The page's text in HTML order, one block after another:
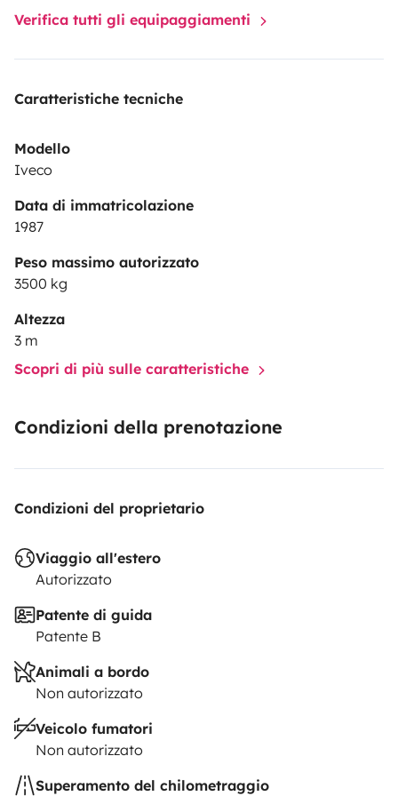
Verifica tutti gli equipaggiamenti
Caratteristiche tecniche
Modello
Iveco
Data di immatricolazione
1987
Peso massimo autorizzato
3500 kg
Altezza
3 m
Scopri di più sulle caratteristiche
Condizioni della prenotazione
Condizioni del proprietario
Viaggio all'estero
Autorizzato
Patente di guida
Patente B
Animali a bordo
Non autorizzato
Veicolo fumatori
Non autorizzato
Superamento del chilometraggio